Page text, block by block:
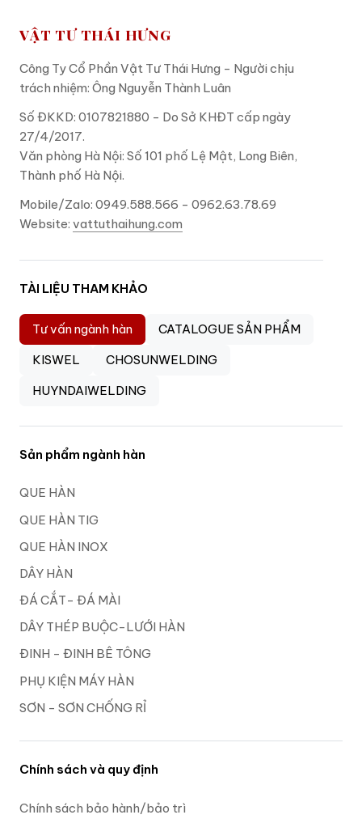
VẬT TƯ THÁI HƯNG
Công Ty Cổ Phần Vật Tư Thái Hưng - Người chịu
trách nhiệm: Ông Nguyễn Thành Luân
Số ĐKKD: 0107821880 - Do Sở KHĐT cấp ngày
27/4/2017.
Văn phòng Hà Nội: Số 101 phố Lệ Mật, Long Biên,
Thành phố Hà Nội.
Mobile/Zalo: 0949.588.566 - 0962.63.78.69
Website: vattuthaihung.com
TÀI LIỆU THAM KHẢO
Tư vấn ngành hàn
CATALOGUE SẢN PHẨM
KISWEL
CHOSUNWELDING
HUYNDAIWELDING
Sản phẩm ngành hàn
QUE HÀN
QUE HÀN TIG
QUE HÀN INOX
DÂY HÀN
ĐÁ CẮT- ĐÁ MÀI
DÂY THÉP BUỘC-LƯỚI HÀN
ĐINH - ĐINH BÊ TÔNG
PHỤ KIỆN MÁY HÀN
SƠN - SƠN CHỐNG RỈ
Chính sách và quy định
Chính sách bảo hành/bảo trì